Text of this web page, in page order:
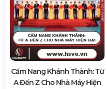
Cẩm Nang Khánh Thành: Từ
A Đến Z Cho Nhà Máy Hiện